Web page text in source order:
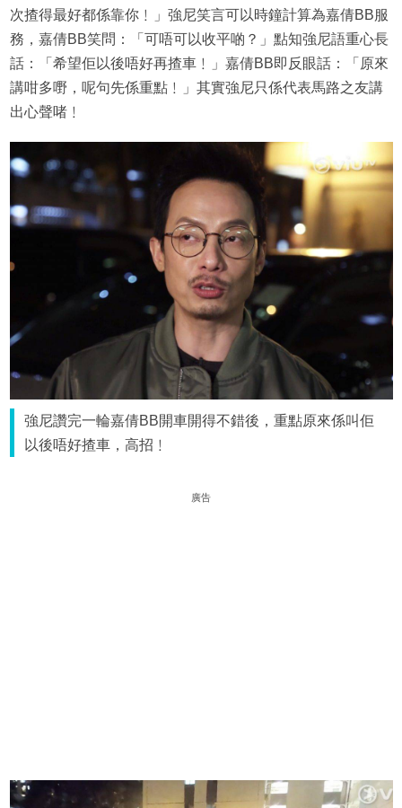
次揸得最好都係靠你﹗」強尼笑言可以時鐘計算為嘉倩BB服
務，嘉倩BB笑問：「可唔可以收平啲？」點知強尼語重心長
話：「希望佢以後唔好再揸車﹗」嘉倩BB即反眼話：「原來
講咁多嘢，呢句先係重點﹗」其實強尼只係代表馬路之友講
出心聲啫﹗
強尼讚完一輪嘉倩BB開車開得不錯後，重點原來係叫佢
以後唔好揸車，高招﹗
廣告